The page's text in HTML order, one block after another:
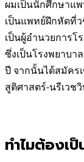
ผมเป็นนักศึกษาแพ
เป็นแพทย์ฝึกหัดที่ว
เป็นผู้อำนวยการโ
ซึ่งเป็นโรงพยาบา
ปี จากนั้นได้สมัคร
สูติศาสตร์-นรีเวช
ทำไมต้องเ